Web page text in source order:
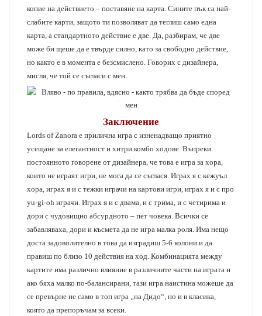
копие на действието – поставяне на карта. Сините пък са най-
слабите карти, защото ти позволяват да теглиш само една
карта, а стандартното действие е две. Да, разбирам, че две
може би щеше да е твърде силно, като за свободно действие,
но както е в момента е безсмислено. Говорих с дизайнера,
мисля, че той се съгласи с мен.
Заключение
Lords of Zanora е прилична игра с изненадващо приятно
усещане за елегантност и хитри комбо ходове. Въпреки
постоянното говорене от дизайнера, че това е игра за хора,
които не играят игри, не мога да се съглася. Играх я с кежуъл
хора, играх я и с тежки играчи на картови игри, играх я и с про
yu-gi-oh играчи. Играх я и с двама, и с трима, и с четирима и
дори с чудовищно абсурдното – пет човека. Всички се
забавляваха, дори и късмета да не игра малка роля. Има нещо
доста задоволително в това да изградиш 5-6 колони и да
правиш по близо 10 действия на ход. Комбинацията между
картите има различно влияние в различните части на играта и
ако бяха малко по-балансирани, тази игра наистина можеше да
се превърне не само в топ игра „на Дидо“, но и в класика,
която да препоръчам за всеки.